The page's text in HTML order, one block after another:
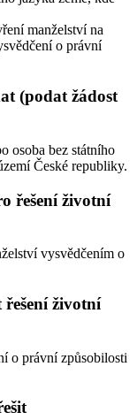
manželství na
o právní
(podat žádost
osoba bez státního
České republiky.
řešení životní
vysvědčením o
řešení životní
o právní způsobilosti